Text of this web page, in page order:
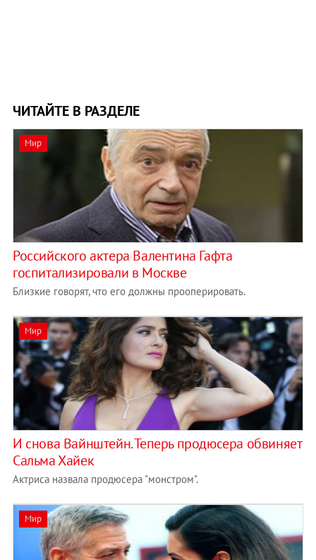
ЧИТАЙТЕ В РАЗДЕЛЕ
Мир
Российского актера Валентина Гафта
госпитализировали в Москве
Близкие говорят, что его должны прооперировать.
Мир
И снова Вайнштейн. Теперь продюсера обвиняет
Сальма Хайек
Актриса назвала продюсера "монстром".
Мир